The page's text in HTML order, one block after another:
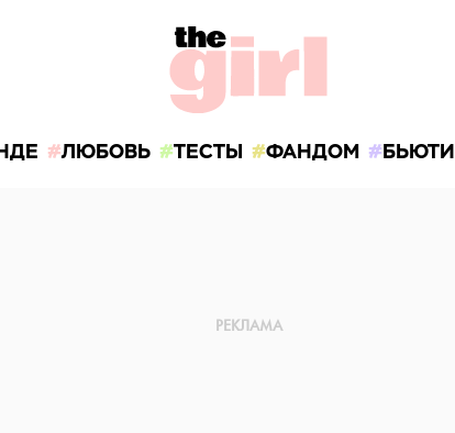
ЛЮБОВЬ ТЕСТЫ ФАНДОМ БЬЮТИ